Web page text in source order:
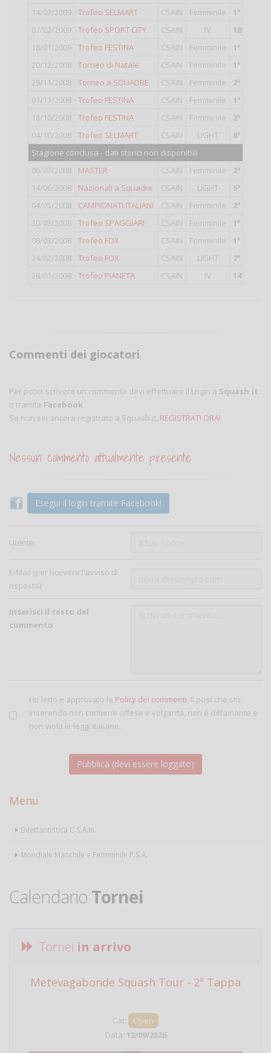
14/03/2009 Trofeo SELMART CSAIN Femminile 1°
07/02/2009
Trofeo SPORT CITY CSAIN IV 18°
18/01/2009
Trofeo FESTINA CSAIN Femminile 1°
20/12/2008
Torneo di Natale CSAIN Femminile 1°
29/11/2008
Torneo a SQUADRE CSAIN Femminile 2°
01/11/2008
Trofeo FESTINA CSAIN Femminile 1°
18/10/2008
Trofeo FESTINA CSAIN Femminile 2°
04/10/2008
Trofeo SELMART CSAIN LIGHT 8°
Stagione conclusa - dati storici non disponibili
06/07/2008
MASTER CSAIN Femminile 2°
14/06/2008
Nazionali a Squadre CSAIN LIGHT 5°
04/05/2008
CAMPIONATI ITALIANI CSAIN Femminile 2°
30/03/2008
Trofeo SPAGGIARI CSAIN Femminile 1°
08/03/2008
Trofeo FOX CSAIN Femminile 1°
24/02/2008
Trofeo FOX CSAIN LIGHT 7°
26/01/2008
Trofeo PIANETA CSAIN IV 14°
Commenti dei giocatori
Per poter scrivere un commento devi effettuare il Login a Squash.it
o tramite Facebook.
Se non sei ancora registrato a Squash.it, REGISTRATI ORA!
Nessun commento attualmente presente
Esegui il login tramite Facebook!
Utente:
E-Mail (per ricevere l'avviso di
risposta)
Inserisci il testo del
commento
Ho letto e approvato la Policy dei commenti. Il post che sto
inserendo non contiene offese e volgarità, non è diffamante e
non viola le leggi italiane.
Menu
Dilettantistica C.S.A.In.
Mondiale Maschile e Femminile P.S.A.
Calendario Tornei
Tornei in arrivo
Metevagabonde Squash Tour - 2ª Tappa
Cat:
Open
Data: 12/09/2026